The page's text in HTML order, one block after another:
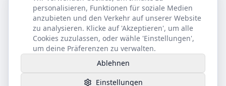
Kontakt
Partner werden
Gesundheits-Kompass
Impressum
Datenschutz
AGB
personalisieren, Funktionen für soziale Medien
anzubieten und den Verkehr auf unserer Website
zu analysieren. Klicke auf 'Akzeptieren', um alle
Cookies zuzulassen, oder wähle 'Einstellungen',
um deine Präferenzen zu verwalten.
Ablehnen
Einstellungen
Hilfe benötigt?